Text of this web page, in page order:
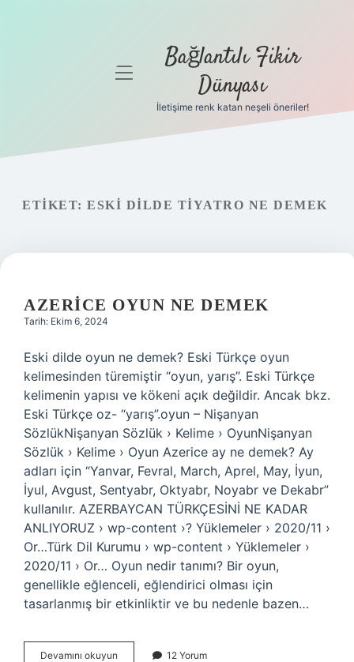
Gizlilik
Yasal Uyarı
Hakkımızda
menüyü
Bağlantılı Fikir
Dünyası
İletişime renk katan neşeli öneriler!
ETIKET: ESKI DILDE TIYATRO NE DEMEK
AZERICE OYUN NE DEMEK
Tarih: Ekim 6, 2024
Eski dilde oyun ne demek? Eski Türkçe oyun
kelimesinden türemiştir “oyun, yarış”. Eski Türkçe
kelimenin yapısı ve kökeni açık değildir. Ancak bkz.
Eski Türkçe oz- “yarış”.oyun – Nişanyan
SözlükNişanyan Sözlük › Kelime › OyunNişanyan
Sözlük › Kelime › Oyun Azerice ay ne demek? Ay
adları için “Yanvar, Fevral, March, Aprel, May, İyun,
İyul, Avgust, Sentyabr, Oktyabr, Noyabr ve Dekabr”
kullanılır. AZERBAYCAN TÜRKÇESİNİ NE KADAR
ANLIYORUZ › wp-content ›? Yüklemeler › 2020/11 ›
Or…Türk Dil Kurumu › wp-content › Yüklemeler ›
2020/11 › Or… Oyun nedir tanımı? Bir oyun,
genellikle eğlenceli, eğlendirici olması için
tasarlanmış bir etkinliktir ve bu nedenle bazen…
Devamını okuyun 12 Yorum